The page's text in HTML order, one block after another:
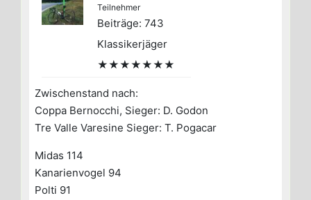
Teilnehmer
Beiträge: 743
Klassikerjäger
★★★★★★★
Zwischenstand nach:
Coppa Bernocchi, Sieger: D. Godon
Tre Valle Varesine Sieger: T. Pogacar
Midas 114
Kanarienvogel 94
Polti 91